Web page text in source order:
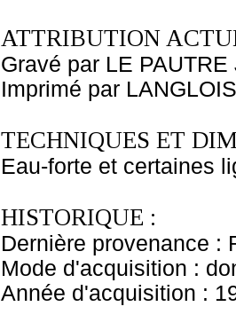
ATTRIBUTION
Gravé par LE PAUTRE
Imprimé par
TECHNIQUES ET
Eau-forte et certaines
HISTORIQUE :
Dernière provenance :
Mode d'acquisition :
Année d'acquisition :